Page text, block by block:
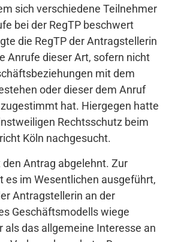
sich verschiedene Teilnehmer
bei der RegTP beschwert
die RegTP der Antragstellerin
Anrufe dieser Art, sofern nicht
mit dem
oder dieser dem Anruf
hat. Hiergegen hatte
Rechtsschutz beim
Köln nachgesucht.
den Antrag abgelehnt. Zur
es im Wesentlichen ausgeführt,
Antragstellerin an der
Geschäftsmodells wiege
als das allgemeine Interesse an